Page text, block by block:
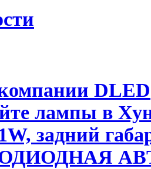
DLED
лампы в
задний